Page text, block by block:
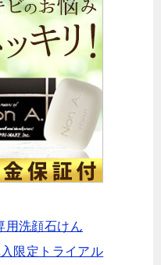
用洗顔石けん
限定トライアル